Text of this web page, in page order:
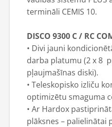
termināli CEMIS 10.
DISCO 9300 C / RC
• Divi jauni
darba platumu (2 x 8
pļaujmašīnas diski).
• Teleskopisko izliču
optimizētu smaguma
• Ar Hardox
plāksnes – palielinātai